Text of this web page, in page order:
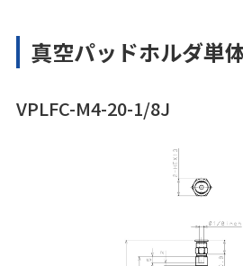
真空パッドホルダ単
VPLFC-M4-20-1/8J